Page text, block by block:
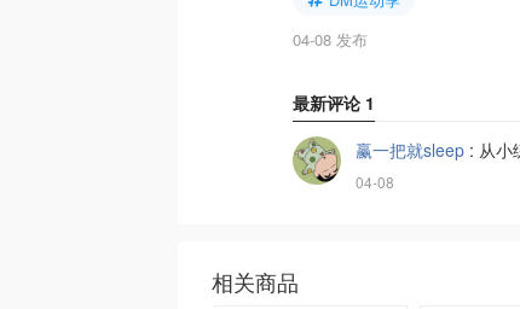
04-08 发布
最新评论 1
赢一把就sleep : 从小
04-08
相关商品